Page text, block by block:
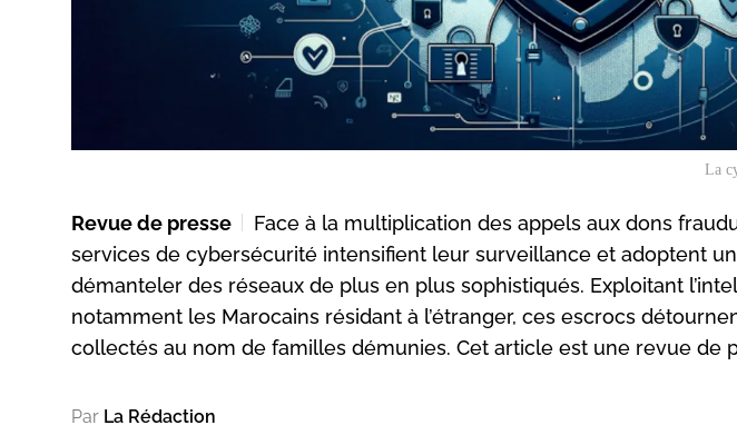
La
Revue de presse
Face à la multiplication des appels aux dons
services de cybersécurité intensifient leur surveillance et adoptent
démanteler des réseaux de plus en plus sophistiqués. Exploitant
notamment les Marocains résidant à l’étranger, ces escrocs
collectés au nom de familles démunies. Cet article est une revue de
Par La Rédaction